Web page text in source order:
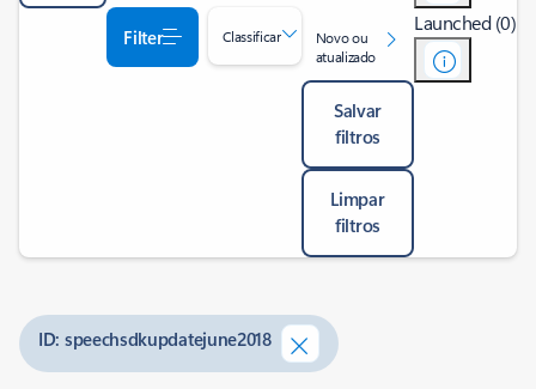
Filter Classificar
Novo ou
atualizado
Salvar
filtros
Limpar
filtros
Launched (0)
ID: speechsdkupdatejune2018